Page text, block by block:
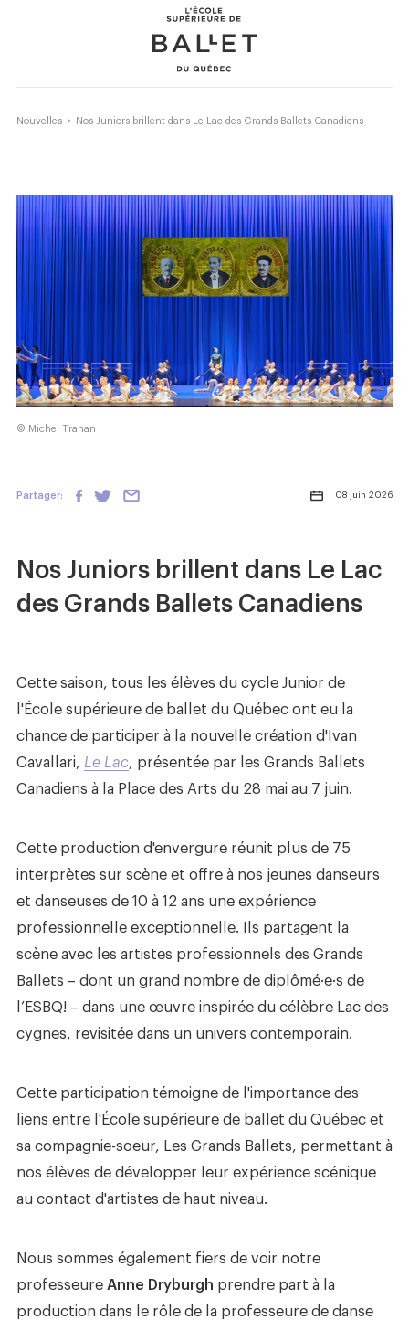
Récréatif
Fondation
Événements
À propos
Donner
Nouvelles
SUIVEZ-NOUS :
Nouvelles > Nos Juniors brillent dans Le Lac des Grands Ballets Canadiens
© Michel Trahan
Partager: 08 juin 2026
Nos Juniors brillent dans Le Lac
des Grands Ballets Canadiens
Cette saison, tous les élèves du cycle Junior de
l'École supérieure de ballet du Québec ont eu la
chance de participer à la nouvelle création d'Ivan
Cavallari, Le Lac, présentée par les Grands Ballets
Canadiens à la Place des Arts du 28 mai au 7 juin.
Cette production d'envergure réunit plus de 75
interprètes sur scène et offre à nos jeunes danseurs
et danseuses de 10 à 12 ans une expérience
professionnelle exceptionnelle. Ils partagent la
scène avec les artistes professionnels des Grands
Ballets – dont un grand nombre de diplômé·e·s de
l’ESBQ! – dans une œuvre inspirée du célèbre Lac des
cygnes, revisitée dans un univers contemporain.
Cette participation témoigne de l'importance des
liens entre l'École supérieure de ballet du Québec et
sa compagnie-soeur, Les Grands Ballets, permettant à
nos élèves de développer leur expérience scénique
au contact d'artistes de haut niveau.
Nous sommes également fiers de voir notre
professeure Anne Dryburgh prendre part à la
production dans le rôle de la professeure de danse